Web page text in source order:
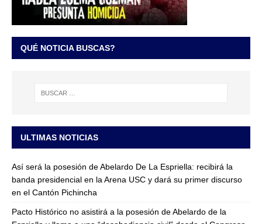
QUÉ NOTICIA BUSCAS?
ULTIMAS NOTICIAS
Así será la posesión de Abelardo De La Espriella: recibirá la
banda presidencial en la Arena USC y dará su primer discurso
en el Cantón Pichincha
Pacto Histórico no asistirá a la posesión de Abelardo de la